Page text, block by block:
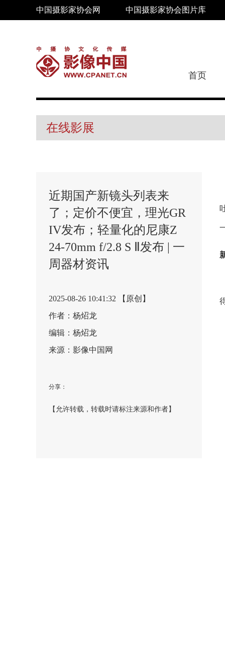
中国摄影家协会网 中国摄影家协会图片库
首页
在线影展
近期国产新镜头列表来
了；定价不便宜，理光GR
IV发布；轻量化的尼康Z
24-70mm f/2.8 S Ⅱ发布 | 一
周器材资讯
2025-08-26 10:41:32 【原创】
作者：杨炤龙
编辑：杨炤龙
来源：影像中国网
分享：
【允许转载，转载时请标注来源和作者】